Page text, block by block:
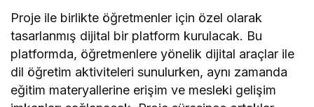
Proje ile birlikte öğretmenler için özel olarak
tasarlanmış dijital bir platform kurulacak. Bu
platformda, öğretmenlere yönelik dijital araçlar ile
dil öğretim aktiviteleri sunulurken, aynı zamanda
eğitim materyallerine erişim ve mesleki gelişim